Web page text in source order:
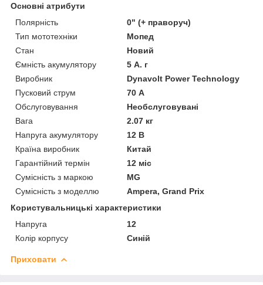
Основні атрибути
Полярність
0" (+ праворуч)
Тип мототехніки
Мопед
Стан
Новий
Ємність акумулятору
5 А. г
Виробник
Dynavolt Power Technology
Пусковий струм
70 А
Обслуговування
Необслуговувані
Вага
2.07 кг
Напруга акумулятору
12 В
Країна виробник
Китай
Гарантійний термін
12 міс
Сумісність з маркою
MG
Сумісність з моделлю
Ampera, Grand Prix
Користувальницькі характеристики
Напруга
12
Колір корпусу
Синій
Приховати